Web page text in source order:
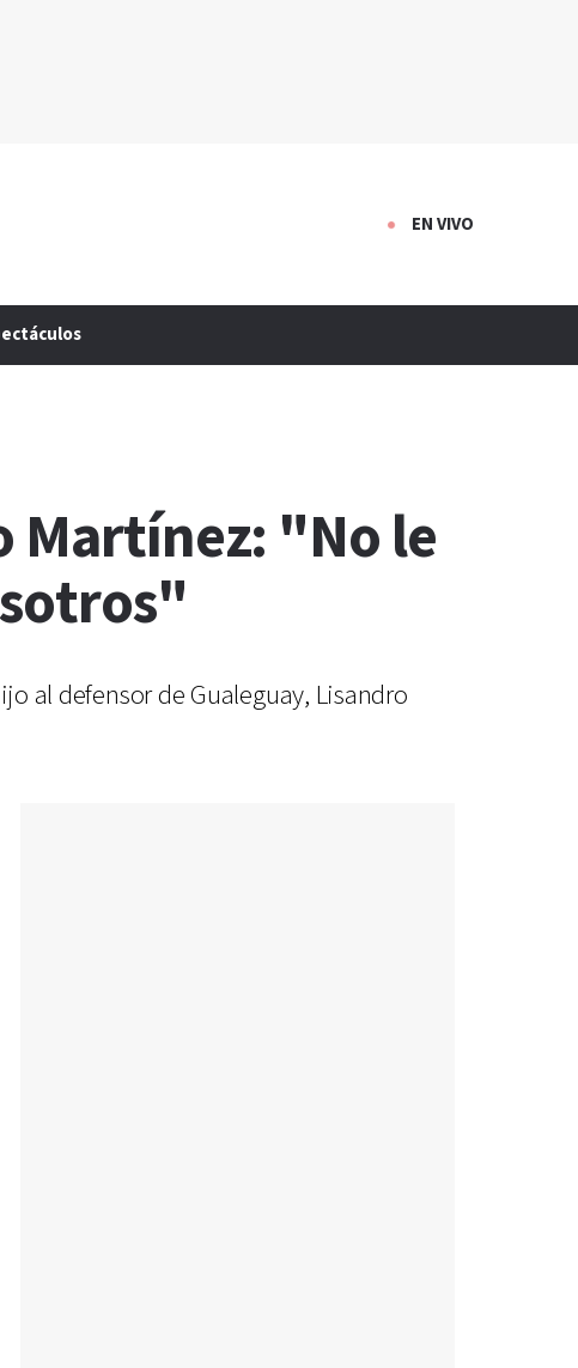
EN VIVO
Martínez: "No le
al defensor de Gualeguay, Lisandro